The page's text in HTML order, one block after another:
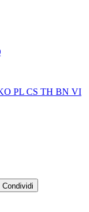
PL CS TH BN VI
Condividi